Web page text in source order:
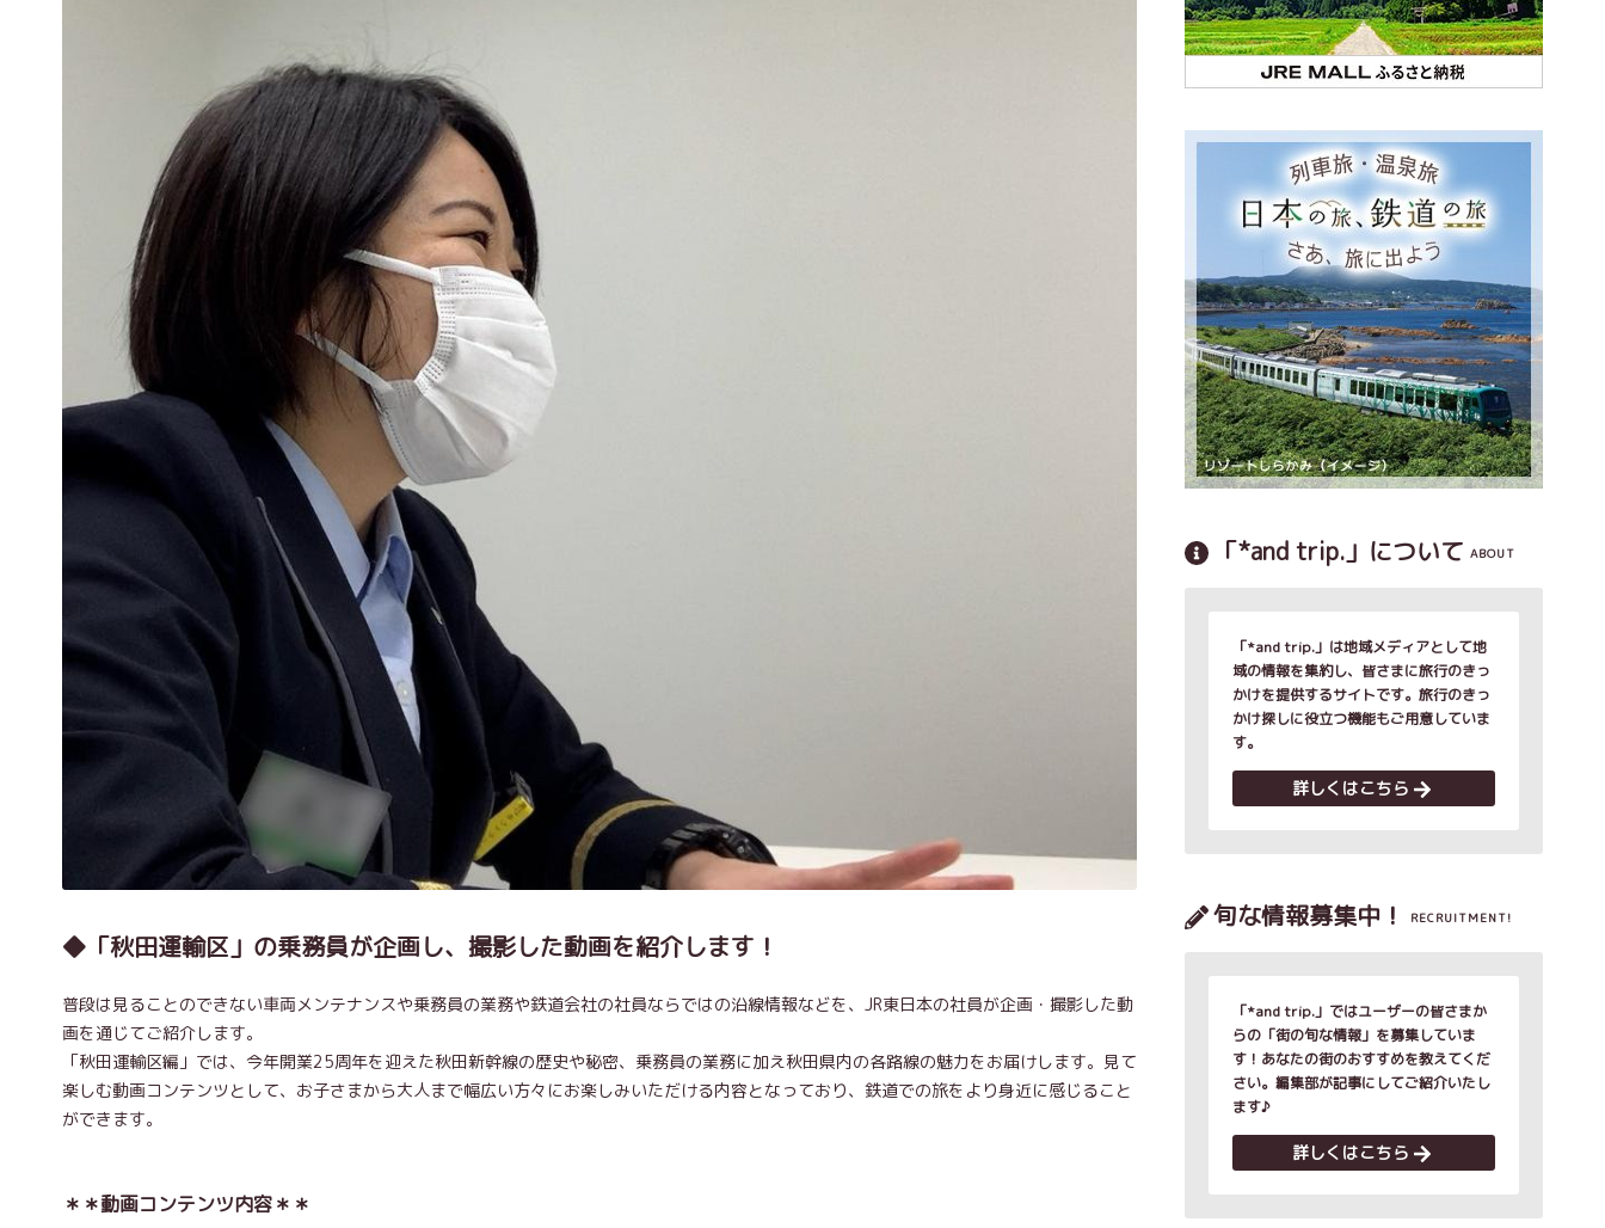
◆「秋田運輸区」の乗務員が企画し、撮影した動画を紹介します！
普段は見ることのできない車両メンテナンスや乗務員の業務や鉄道会社の社員ならではの沿線情報などを、JR東日本の社員が企画・撮影した動
画を通じてご紹介します。
「秋田運輸区編」では、今年開業25周年を迎えた秋田新幹線の歴史や秘密、乗務員の業務に加え秋田県内の各路線の魅力をお届けします。見て
楽しむ動画コンテンツとして、お子さまから大人まで幅広い方々にお楽しみいただける内容となっており、鉄道での旅をより身近に感じること
ができます。
＊＊動画コンテンツ内容＊＊
「*and trip.」について ABOUT
「*and trip.」は地域メディアとして地
域の情報を集約し、皆さまに旅行のきっ
かけを提供するサイトです。旅行のきっ
かけ探しに役立つ機能もご用意していま
す。
詳しくはこちら
旬な情報募集中！ RECRUITMENT!
「*and trip.」ではユーザーの皆さまか
らの「街の旬な情報」を募集していま
す！あなたの街のおすすめを教えてくだ
さい。編集部が記事にしてご紹介いたし
ます♪
詳しくはこちら